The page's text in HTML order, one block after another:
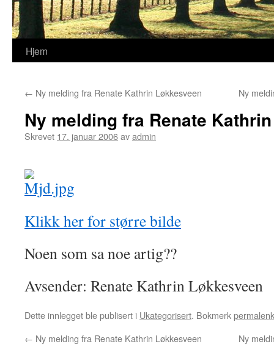
Hopp
innhold
Hjem
← Ny melding fra Renate Kathrin Løkkesveen Ny
Ny melding fra Renate
Skrevet 17. januar 2006avadmin
Klikk her for større bilde
Noen som sa noe artig??
Avsender: Renate Kathrin Løkkesveen
Dette innlegget ble publisert i Ukategorisert. Bokmerk
← Ny melding fra Renate Kathrin Løkkesveen Ny